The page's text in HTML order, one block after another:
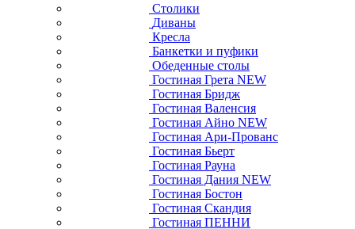
Столики
Диваны
Кресла
Банкетки и пуфики
Обеденные столы
Гостиная Грета NEW
Гостиная Бридж
Гостиная Валенсия
Гостиная Айно NEW
Гостиная Ари-Прованс
Гостиная Бьерт
Гостиная Рауна
Гостиная Дания NEW
Гостиная Бостон
Гостиная Скандия
Гостиная ПЕННИ